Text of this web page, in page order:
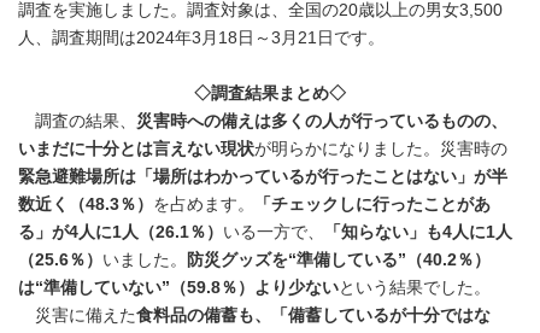
調査を実施しました。調査対象は、全国の20歳以上の男女3,500
人、調査期間は2024年3月18日～3月21日です。
◇調査結果まとめ◇
調査の結果、 災害時への備えは多くの人が行っているものの、
いまだに十分とは言えない現状が明らかになりました。災害時の
緊急避難場所は「場所はわかっているが行ったことはない」が半
数近く（48.3％） を占めます。
「チェックしに行ったことがあ
る」が4人に1人（26.1％） いる一方で、
「知らない」も4人に1人
（25.6％） いました。
防災グッズを“準備している”（40.2％）
は“準備していない”（59.8％）より少ないという結果でした。
災害に備えた食料品の備蓄も、「備蓄しているが十分ではな